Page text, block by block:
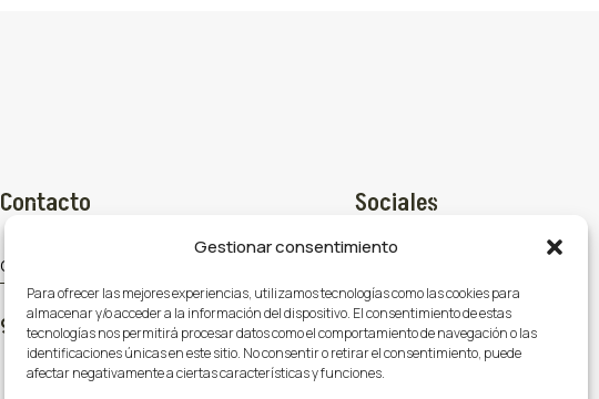
Gestionar consentimiento
Para ofrecer las mejores experiencias, utilizamos tecnologías como las cookies para
almacenar y/o acceder a la información del dispositivo. El consentimiento de estas
tecnologías nos permitirá procesar datos como el comportamiento de navegación o las
identificaciones únicas en este sitio. No consentir o retirar el consentimiento, puede
afectar negativamente a ciertas características y funciones.
Contacto
comercial@gasmocion.com
961 667 879
Sociales
 Facebook
 X (Twitter)
 Instagram